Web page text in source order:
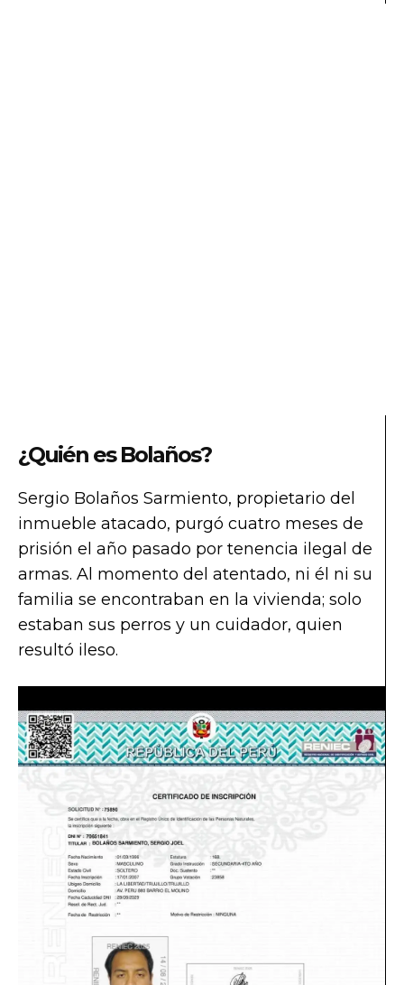
¿Quién es Bolaños?
Sergio Bolaños Sarmiento, propietario del
inmueble atacado, purgó cuatro meses de
prisión el año pasado por tenencia ilegal de
armas. Al momento del atentado, ni él ni su
familia se encontraban en la vivienda; solo
estaban sus perros y un cuidador, quien
resultó ileso.